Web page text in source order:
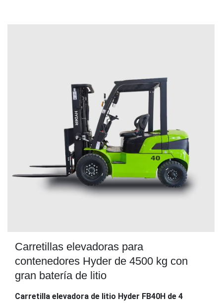
Carretillas elevadoras para
contenedores Hyder de 4500 kg con
gran batería de litio
Carretilla elevadora de litio Hyder FB40H de 4